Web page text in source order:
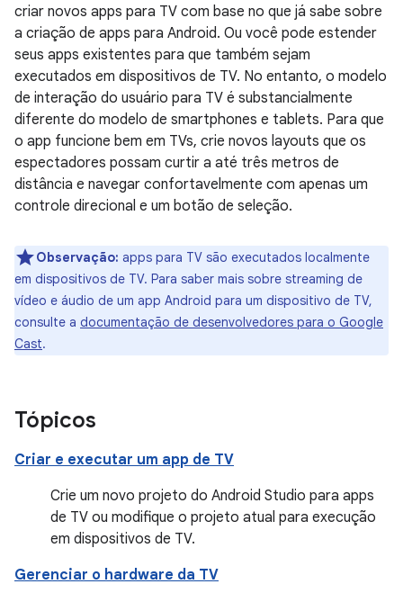
criar novos apps para TV com base no que já sabe sobre
a criação de apps para Android. Ou você pode estender
seus apps existentes para que também sejam
executados em dispositivos de TV. No entanto, o modelo
de interação do usuário para TV é substancialmente
diferente do modelo de smartphones e tablets. Para que
o app funcione bem em TVs, crie novos layouts que os
espectadores possam curtir a até três metros de
distância e navegar confortavelmente com apenas um
controle direcional e um botão de seleção.
Observação: apps para TV são executados localmente
em dispositivos de TV. Para saber mais sobre streaming de
vídeo e áudio de um app Android para um dispositivo de TV,
consulte a documentação de desenvolvedores para o Google
Cast.
Tópicos
Criar e executar um app de TV
Crie um novo projeto do Android Studio para apps
de TV ou modifique o projeto atual para execução
em dispositivos de TV.
Gerenciar o hardware da TV